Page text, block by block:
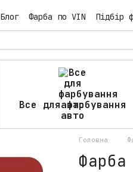
Блог Фарба по VIN
Підбір
Все для фарбування
авто
Головна